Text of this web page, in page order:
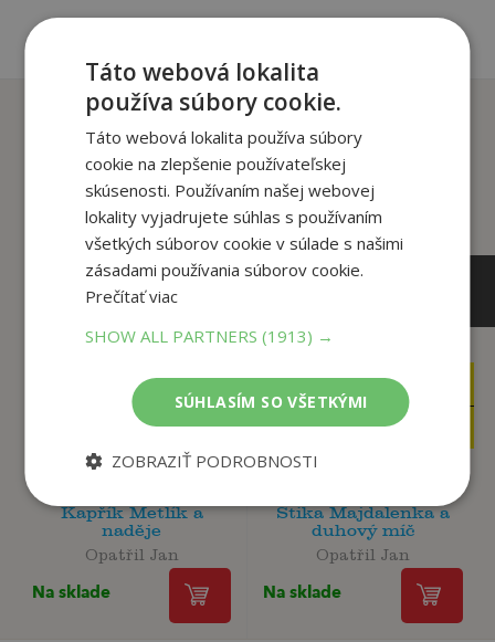
Zákazníci, ktorí si kúpili
tento titul si tiež kúpili
10
10 €
Kapřík Metlík a
naděje
Opatřil Jan
Na sklade
16
15
Štika Majdalenka a
duhový míč
Opatřil Jan
Na sklade
Táto webová lokalita
používa súbory cookie.
Táto webová lokalita používa súbory
cookie na zlepšenie používateľskej
skúsenosti. Používaním našej webovej
lokality vyjadrujete súhlas s používaním
všetkých súborov cookie v súlade s našimi
zásadami používania súborov cookie.
Prečítať viac
SHOW ALL PARTNERS(1913) →
SÚHLASÍM SO VŠETKÝMI
ZOBRAZIŤ PODROBNOSTI